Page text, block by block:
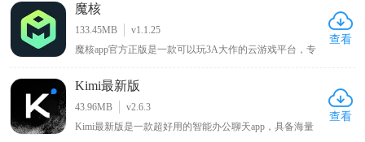
分品类，满足工作学习多样需求，热门游戏板块有单机手
游、网络游戏、模拟器游戏等适合不同玩家，生活休闲类
涵盖影音娱乐、日常服务等应用，网友能快速找到适合的
应用安装包 。
魔核
133.45MB
v1.1.25
魔核app官方正版是一款可以玩3A大作的云游戏平台，专
款3A级大作，而且无需下载安装，也无需担心储存空间或
硬件性能限制，点开就能秒进游戏，体验原汁原味的PC端
画质与操作手感。
查看
Kimi最新版
43.96MB
v2.6.3
Kimi最新版是一款超好用的智能办公聊天app，具备海量
查看